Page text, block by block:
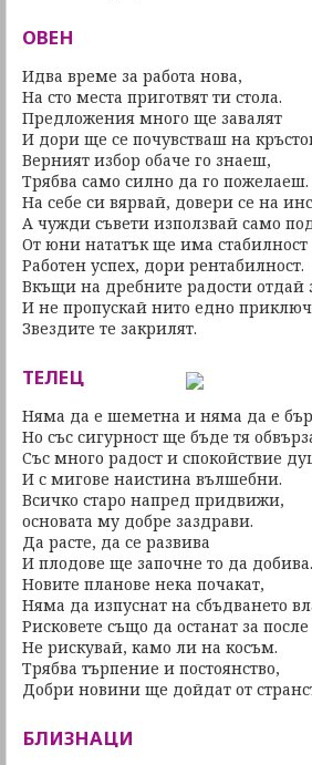
ОВЕН
Идва време за работа нова,
На сто места приготвят ти стола.
Предложения много ще завалят
И дори ще се почувстваш на
Верният избор обаче го знаеш,
Трябва само силно да го пожелаеш.
На себе си вярвай, довери се на
А чужди съвети използвай само
От юни нататък ще има стабилност
Работен успех, дори рентабилност.
Вкъщи на дребните радости отдай
И не пропускай нито едно
Звездите те закрилят.
ТЕЛЕЦ
Няма да е шеметна и няма да е
Но със сигурност ще бъде тя
Със много радост и спокойствие
И с мигове наистина вълшебни.
Всичко старо напред придвижи,
основата му добре заздрави.
Да расте, да се развива
И плодове ще започне то да добива.
Новите планове нека почакат,
Няма да изпуснат на сбъдването
Рисковете също да останат за после
Не рискувай, камо ли на косъм.
Трябва търпение и постоянство,
Добри новини ще дойдат от
БЛИЗНАЦИ